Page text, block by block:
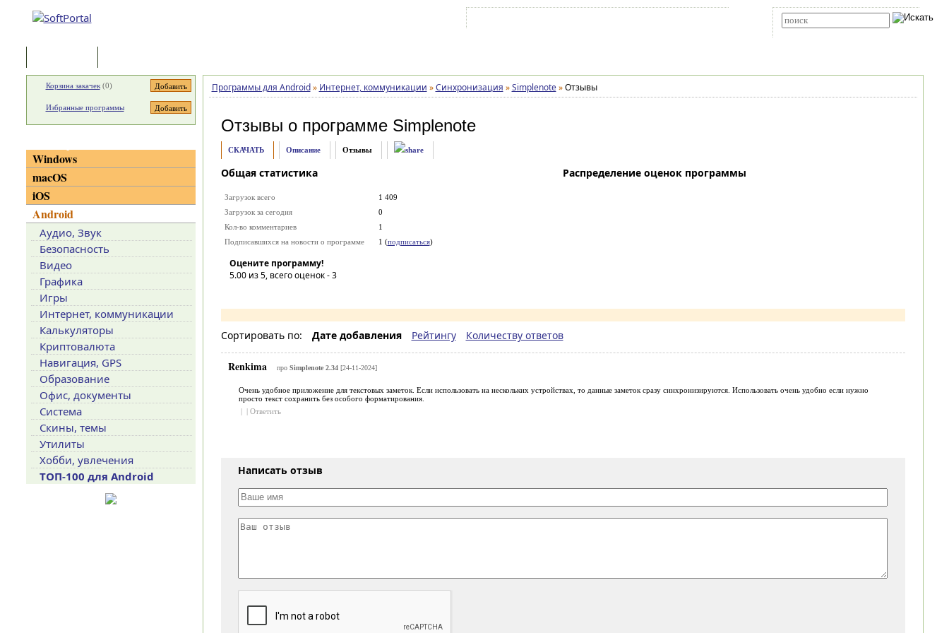
Программы для Android » Интернет, коммуникации » Синхронизация » Simplenote » Отзывы
Отзывы о программе Simplenote
СКАЧАТЬ Описание Отзывы
Общая статистика
Загрузок всего
1 409
Загрузок за сегодня
0
Кол-во комментариев
1
Подписавшихся на новости о программе
1 (подписаться)
Оцените программу!
5.00из 5, всего оценок -3
Распределение оценок программы
Сортировать по: Дате добавления Рейтингу Количеству ответов
Renkima про Simplenote 2.34[24-11-2024]
Очень удобное приложение для текстовых заметок. Если использовать на нескольких устройствах, то данные заметок сразу синхронизируются. Использовать очень удобно если нужно
просто текст сохранить без особого форматирования.
| | Ответить
Написать отзыв
Корзина закачек(0)
Избранные программы
Windows
macOS
iOS
Android
Аудио, Звук
Безопасность
Видео
Графика
Игры
Интернет, коммуникации
Калькуляторы
Криптовалюта
Навигация, GPS
Образование
Офис, документы
Система
Скины, темы
Утилиты
Хобби, увлечения
ТОП-100 для Android